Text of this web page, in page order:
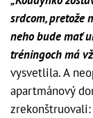
srdcom, pretože
neho bude mať
tréningoch má
vysvetlila. A
apartmánový
zrekonštruovali: